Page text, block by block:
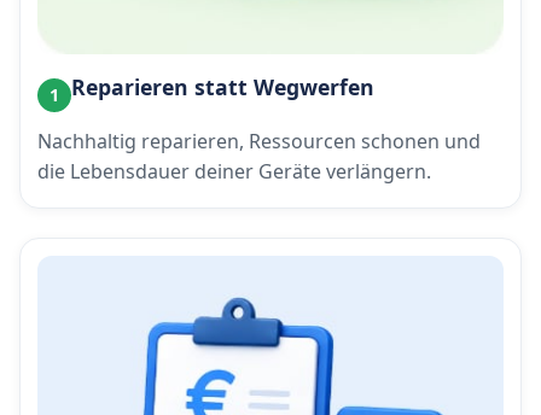
1 Reparieren statt Wegwerfen
Nachhaltig reparieren, Ressourcen schonen und
die Lebensdauer deiner Geräte verlängern.